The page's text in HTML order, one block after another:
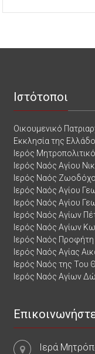
Ιστότοποι
Οικουμενικό
Εκκλησία της
Ιερός
Ιερός Ναός Αγίου
Ιερός Ναός
Ιερός Ναός Αγίου
Ιερός Ναός Αγίου
Ιερός Ναός Αγίων
Ιερός Ναός Αγίων
Ιερός Ναός Προφήτη
Ιερός Ναός Αγίας
Ιερός Ναός της Του
Ιερός Ναός Αγίων
Ιερά